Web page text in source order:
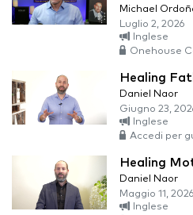
Michael
Luglio 2, 2026
Inglese
Onehouse
Healing
Daniel Naor
Giugno 23,
Inglese
Accedi per
Healing
Daniel Naor
Maggio 11, 2026
Inglese